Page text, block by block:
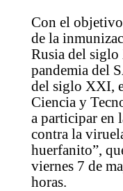
Con el
de la
Rusia del
pandemia del
del siglo XXI,
Ciencia y
a participar en
contra la
huerfanito”,
viernes 7 de
horas.